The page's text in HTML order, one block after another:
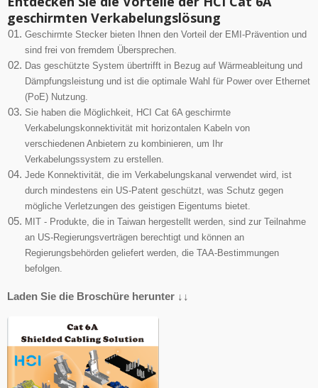
geschirmten Verkabelungslösung
Geschirmte Stecker bieten Ihnen den Vorteil der EMI-Prävention und
sind frei von fremdem Übersprechen.
Das geschützte System übertrifft in Bezug auf Wärmeableitung und
Dämpfungsleistung und ist die optimale Wahl für Power over Ethernet
(PoE) Nutzung.
Sie haben die Möglichkeit, HCI Cat 6A geschirmte
Verkabelungskonnektivität mit horizontalen Kabeln von
verschiedenen Anbietern zu kombinieren, um Ihr
Verkabelungssystem zu erstellen.
Jede Konnektivität, die im Verkabelungskanal verwendet wird, ist
durch mindestens ein US-Patent geschützt, was Schutz gegen
mögliche Verletzungen des geistigen Eigentums bietet.
MIT - Produkte, die in Taiwan hergestellt werden, sind zur Teilnahme
an US-Regierungsverträgen berechtigt und können an
Regierungsbehörden geliefert werden, die TAA-Bestimmungen
befolgen.
Laden Sie die Broschüre herunter ↓↓